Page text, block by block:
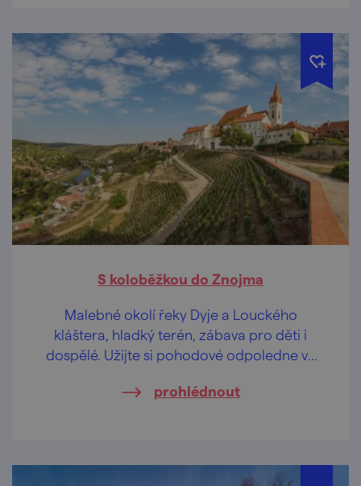
S koloběžkou do Znojma
Malebné okolí řeky Dyje a Louckého
kláštera, hladký terén, zábava pro děti i
dospělé. Užijte si pohodové odpoledne ve
prohlédnout